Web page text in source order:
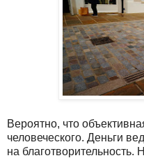
Вероятно, что
человеческого. Деньги
на